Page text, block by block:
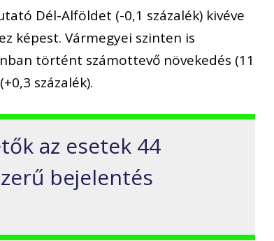
Dél-Alföldet (-0,1 százalék) kivéve
képest. Vármegyei szinten is
történt számottevő növekedés (11
százalék).
az esetek 44
bejelentés